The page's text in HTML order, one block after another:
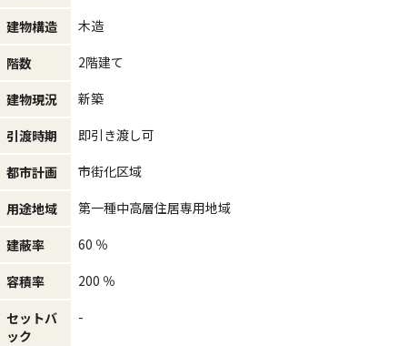
建物構造 木造
階数 2階建て
建物現況 新築
引渡時期 即引き渡し可
都市計画 市街化区域
用途地域 第一種中高層住居専用地域
建蔽率 60 ％
容積率 200 ％
セットバ
ック
-